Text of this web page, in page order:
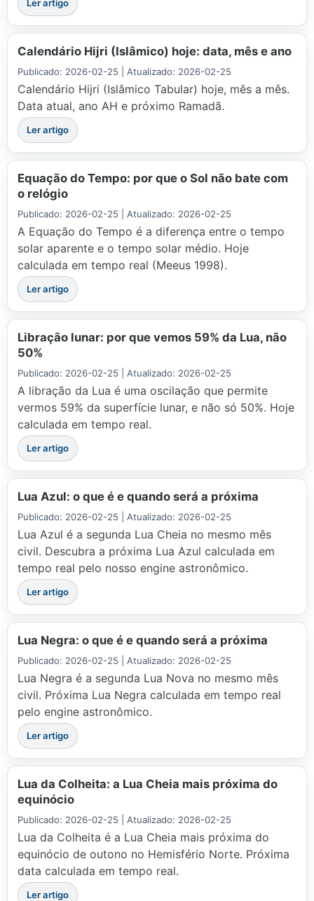
Ler artigo
Calendário Hijri (Islâmico) hoje: data, mês e ano
Publicado: 2026-02-25 | Atualizado: 2026-02-25
Calendário Hijri (Islâmico Tabular) hoje, mês a mês.
Data atual, ano AH e próximo Ramadã.
Ler artigo
Equação do Tempo: por que o Sol não bate com
o relógio
Publicado: 2026-02-25 | Atualizado: 2026-02-25
A Equação do Tempo é a diferença entre o tempo
solar aparente e o tempo solar médio. Hoje
calculada em tempo real (Meeus 1998).
Ler artigo
Libração lunar: por que vemos 59% da Lua, não
50%
Publicado: 2026-02-25 | Atualizado: 2026-02-25
A libração da Lua é uma oscilação que permite
vermos 59% da superfície lunar, e não só 50%. Hoje
calculada em tempo real.
Ler artigo
Lua Azul: o que é e quando será a próxima
Publicado: 2026-02-25 | Atualizado: 2026-02-25
Lua Azul é a segunda Lua Cheia no mesmo mês
civil. Descubra a próxima Lua Azul calculada em
tempo real pelo nosso engine astronômico.
Ler artigo
Lua Negra: o que é e quando será a próxima
Publicado: 2026-02-25 | Atualizado: 2026-02-25
Lua Negra é a segunda Lua Nova no mesmo mês
civil. Próxima Lua Negra calculada em tempo real
pelo engine astronômico.
Ler artigo
Lua da Colheita: a Lua Cheia mais próxima do
equinócio
Publicado: 2026-02-25 | Atualizado: 2026-02-25
Lua da Colheita é a Lua Cheia mais próxima do
equinócio de outono no Hemisfério Norte. Próxima
data calculada em tempo real.
Ler artigo